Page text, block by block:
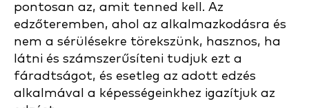
pontosan az, amit tenned kell. Az
edzőteremben, ahol az alkalmazkodásra és
nem a sérülésekre törekszünk, hasznos, ha
látni és számszerűsíteni tudjuk ezt a
fáradtságot, és esetleg az adott edzés
alkalmával a képességeinkhez igazítjuk az